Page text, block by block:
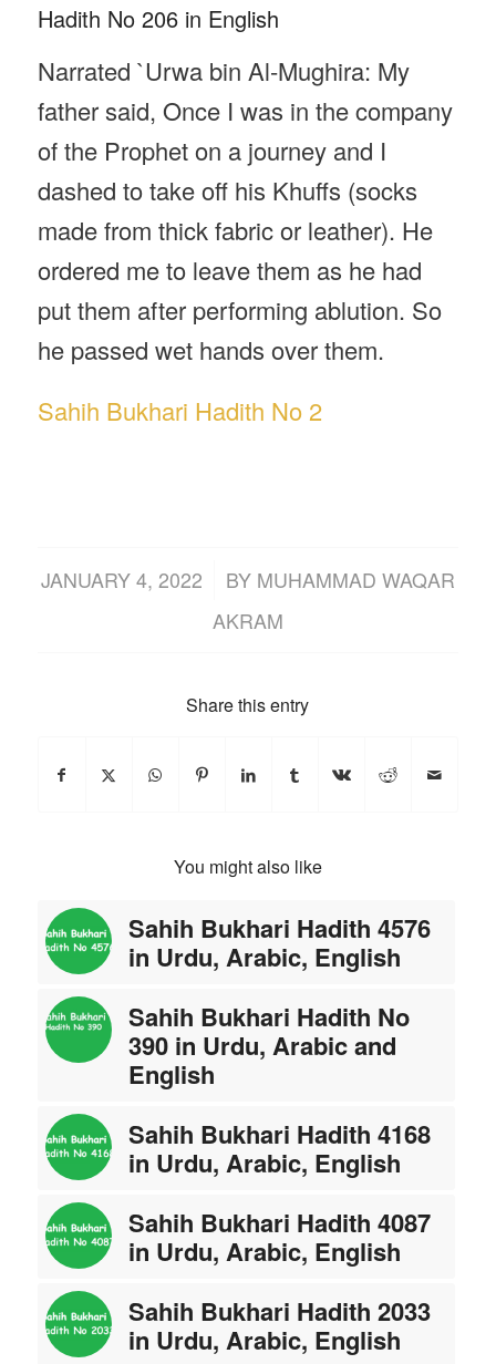
Hadith No 206 in English
Narrated `Urwa bin Al-Mughira: My
father said, Once I was in the company
of the Prophet on a journey and I
dashed to take off his Khuffs (socks
made from thick fabric or leather). He
ordered me to leave them as he had
put them after performing ablution. So
he passed wet hands over them.
Sahih Bukhari Hadith No 2
JANUARY 4, 2022
/ BY MUHAMMAD WAQAR
AKRAM
Share this entry
You might also like
Sahih Bukhari Hadith 4576
in Urdu, Arabic, English
Sahih Bukhari Hadith No
390 in Urdu, Arabic and
English
Sahih Bukhari Hadith 4168
in Urdu, Arabic, English
Sahih Bukhari Hadith 4087
in Urdu, Arabic, English
Sahih Bukhari Hadith 2033
in Urdu, Arabic, English